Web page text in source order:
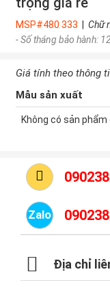
MSP#480 333
Chữ
- Số tháng bảo hành: 12
Giá tính theo thông
Mẫu sản xuất
Không có sản
Zalo
Địa chỉ